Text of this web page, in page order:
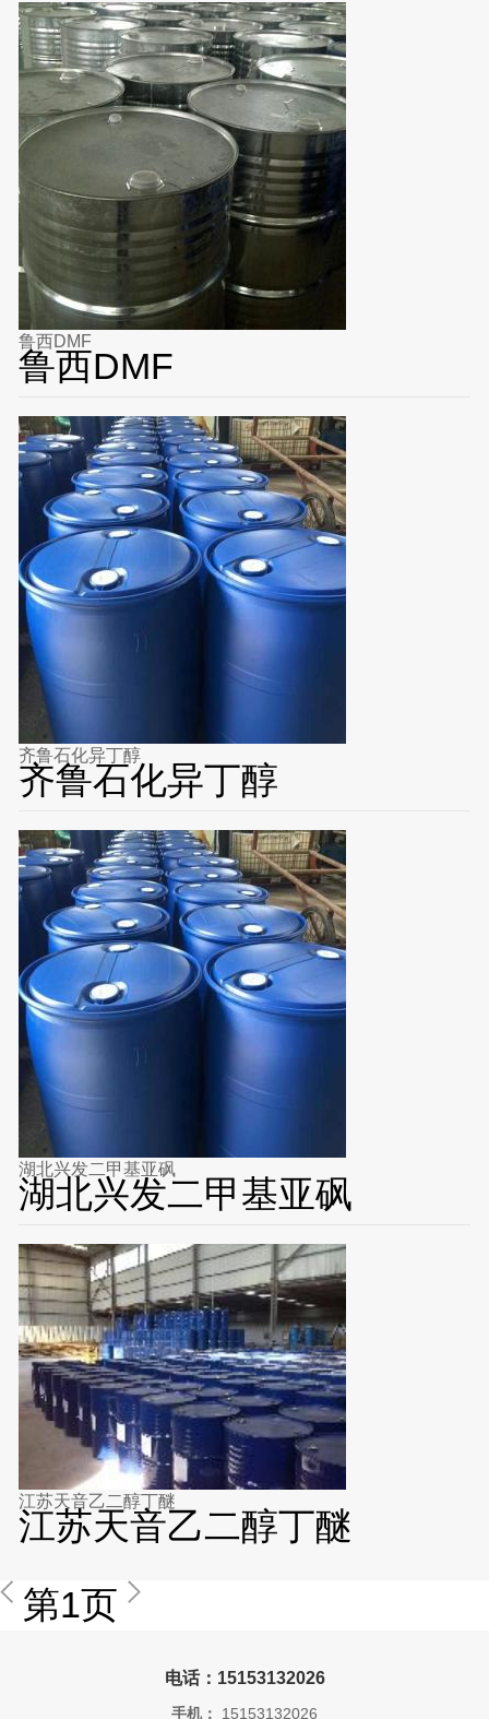
鲁西DMF
鲁西DMF
齐鲁石化异丁醇
齐鲁石化异丁醇
湖北兴发二甲基亚砜
湖北兴发二甲基亚砜
江苏天音乙二醇丁醚
江苏天音乙二醇丁醚
第1页
电话：15153132026
手机： 15153132026